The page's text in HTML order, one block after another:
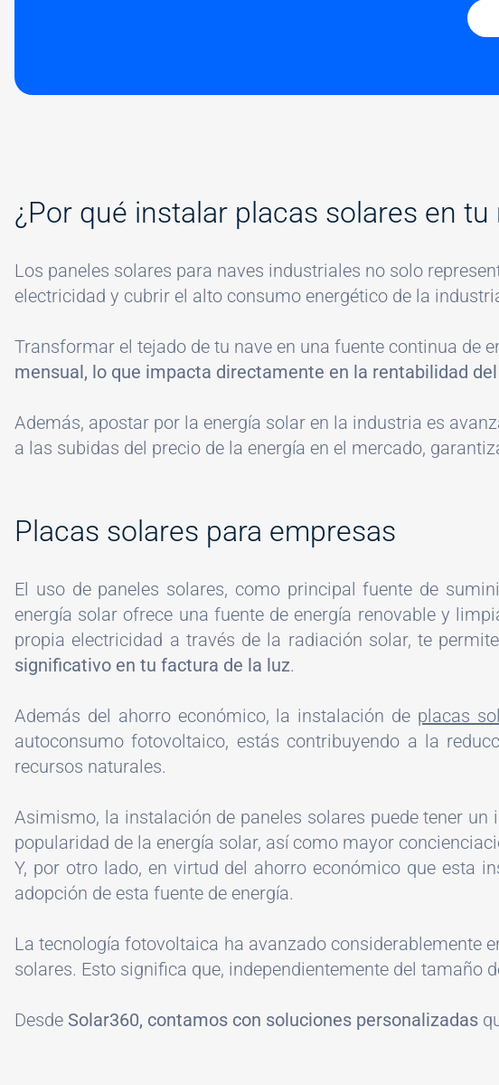
¿Por qué instalar placas solares en tu
Los paneles solares para naves industriales no solo
electricidad y cubrir el alto consumo energético de la
Transformar el tejado de tu nave en una fuente continua de
mensual, lo que impacta directamente en la rentabilidad
Además, apostar por la energía solar en la industria es
a las subidas del precio de la energía en el mercado,
Placas solares para empresas
El uso de paneles solares, como principal fuente de
energía solar ofrece una fuente de energía renovable y
propia electricidad a través de la radiación solar, te
significativo en tu factura de la luz.
Además del ahorro económico, la instalación de placas
autoconsumo fotovoltaico, estás contribuyendo a la
recursos naturales.
Asimismo, la instalación de paneles solares puede tener
popularidad de la energía solar, así como mayor
Y, por otro lado, en virtud del ahorro económico que esta
adopción de esta fuente de energía.
La tecnología fotovoltaica ha avanzado considerablemente
solares. Esto significa que, independientemente del tamaño
Desde Solar360, contamos con soluciones personalizadas